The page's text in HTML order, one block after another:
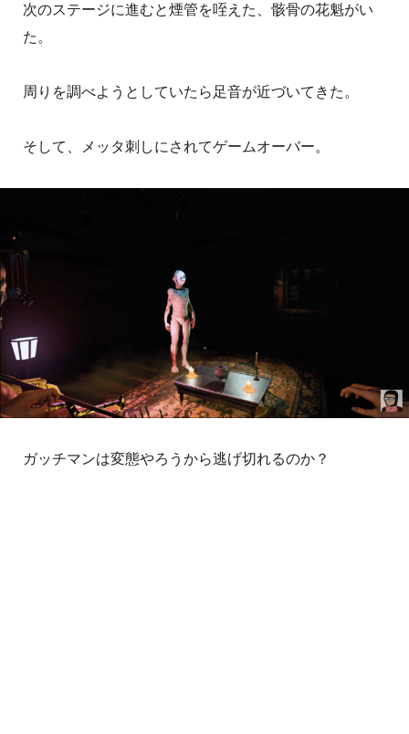
次のステージに進むと煙管を咥えた、骸骨の花魁がい
た。
周りを調べようとしていたら足音が近づいてきた。
そして、メッタ刺しにされてゲームオーバー。
ガッチマンは変態やろうから逃げ切れるのか？